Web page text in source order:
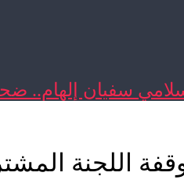
سفيان إلهام..
المشتركة أمام